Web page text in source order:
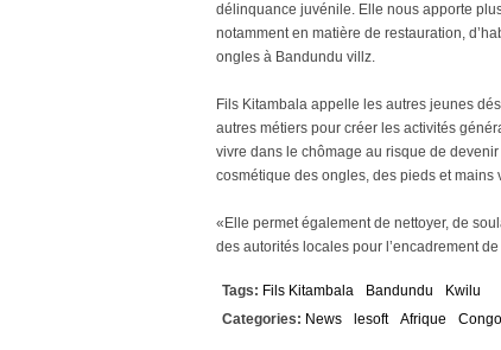
délinquance juvénile. Elle nous apporte
notamment en matière de restauration,
ongles à Bandundu villz.
Fils Kitambala appelle les autres jeunes
autres métiers pour créer les activités
vivre dans le chômage au risque de
cosmétique des ongles, des pieds et mains
«Elle permet également de nettoyer, de
des autorités locales pour l’encadrement
Tags: Fils Kitambala Bandundu
Kwilu
Categories: News lesoft Afrique Congo